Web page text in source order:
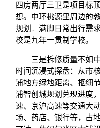
四房两厅三卫是项目标
想。中环桃源里周边的
规划，满脚日常出行需
校是九年一贯制学校。
三是拆修质量不如中
时间沉浸式探盘：从市
浦地方绿地距离、抠细
浦智创城规划兑现进度
速、京沪高速等交通大
场、药店、银行等，占